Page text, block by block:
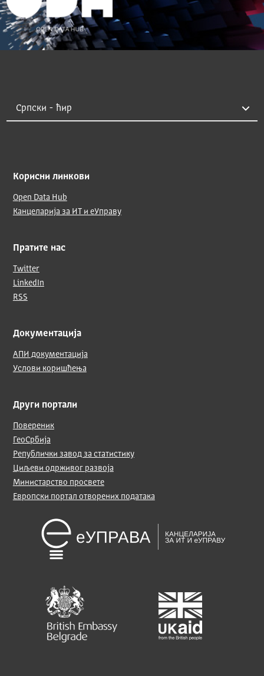
Корисни линкови
Open Data Hub
Канцеларија за ИТ и еУправу
Пратите нас
Twitter
LinkedIn
RSS
Документација
АПИ документација
Услови коришћења
Други портали
Повереник
ГеоСрбија
Републички завод за статистику
Циљеви одрживог развоја
Министарство просвете
Европски портал отворених података